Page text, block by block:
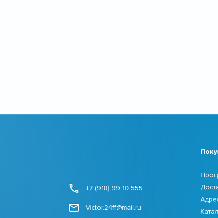
+7 (918) 99 10 555
Victor.24ff@mail.ru